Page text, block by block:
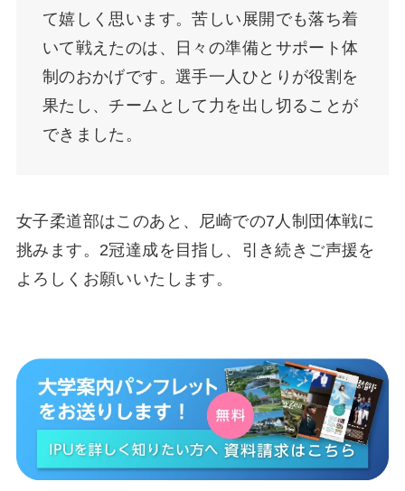
て嬉しく思います。苦しい展開でも落ち着
いて戦えたのは、日々の準備とサポート体
制のおかげです。選手一人ひとりが役割を
果たし、チームとして力を出し切ることが
できました。
女子柔道部はこのあと、尼崎での7人制団体戦に
挑みます。2冠達成を目指し、引き続きご声援を
よろしくお願いいたします。